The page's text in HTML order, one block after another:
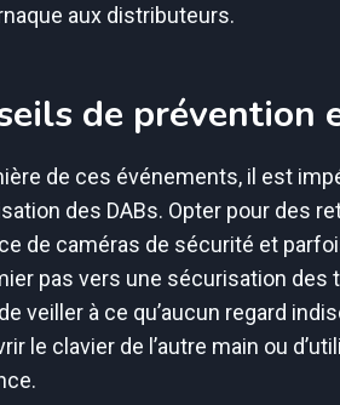
aux distributeurs.
de prévention
de ces événements, il est
des DABs. Opter pour des
de caméras de sécurité et
pas vers une sécurisation des
veiller à ce qu’aucun regard
le clavier de l’autre main ou